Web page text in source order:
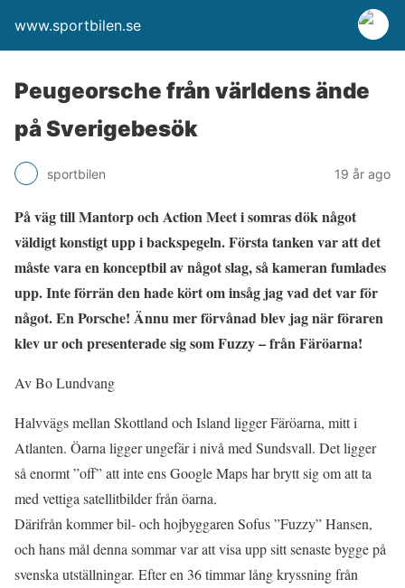
www.sportbilen.se
Peugeorsche från världens ände
på Sverigebesök
sportbilen 19 år ago
På väg till Mantorp och Action Meet i somras dök något
väldigt konstigt upp i backspegeln. Första tanken var att det
måste vara en konceptbil av något slag, så kameran fumlades
upp. Inte förrän den hade kört om insåg jag vad det var för
något. En Porsche! Ännu mer förvånad blev jag när föraren
klev ur och presenterade sig som Fuzzy – från Färöarna!
Av Bo Lundvang
Halvvägs mellan Skottland och Island ligger Färöarna, mitt i
Atlanten. Öarna ligger ungefär i nivå med Sundsvall. Det ligger
så enormt ”off” att inte ens Google Maps har brytt sig om att ta
med vettiga satellitbilder från öarna.
Därifrån kommer bil- och hojbyggaren Sofus ”Fuzzy” Hansen,
och hans mål denna sommar var att visa upp sitt senaste bygge på
svenska utställningar. Efter en 36 timmar lång kryssning från